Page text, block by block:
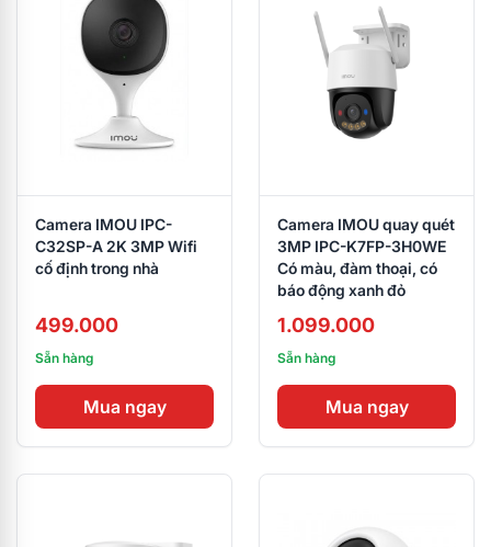
Camera IMOU IPC-
C32SP-A 2K 3MP Wifi
cố định trong nhà
499.000
Sẵn hàng
Mua ngay
Camera IMOU quay quét
3MP IPC-K7FP-3H0WE
Có màu, đàm thoại, có
báo động xanh đỏ
1.099.000
Sẵn hàng
Mua ngay